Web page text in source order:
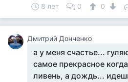
8 лет 0 0
Дмитрий Донченко
а у меня счастье...
самое прекрасное
ливень, а дождь...